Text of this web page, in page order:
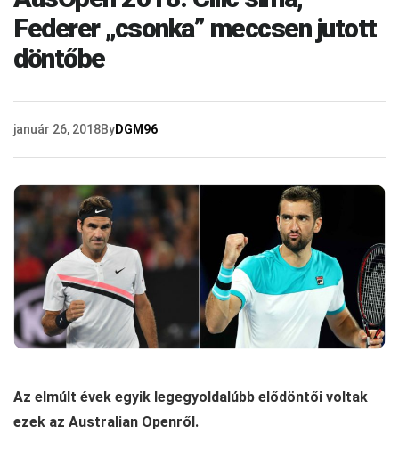
Federer „csonka” meccsen jutott
döntőbe
január 26, 2018ByDGM96
Az elmúlt évek egyik legegyoldalúbb elődöntői voltak
ezek az Australian Openről.